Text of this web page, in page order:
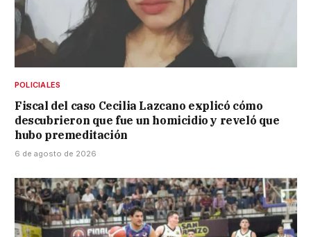
POLICIALES
Fiscal del caso Cecilia Lazcano explicó cómo
descubrieron que fue un homicidio y reveló que
hubo premeditación
6 de agosto de 2026